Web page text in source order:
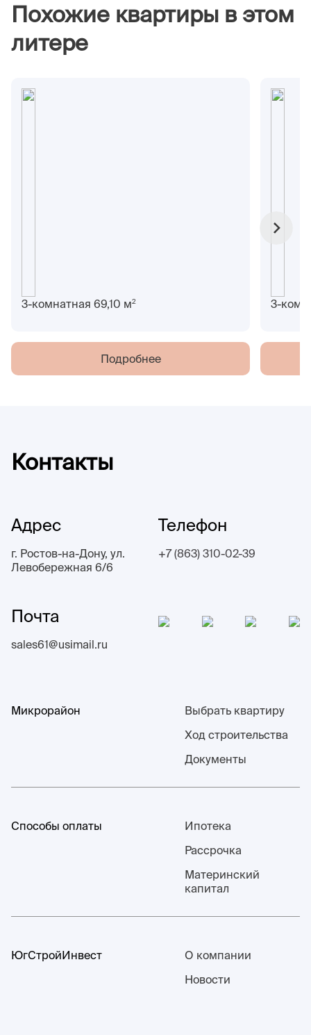
Похожие квартиры в этом
литере
3-комнатная 69,10 м2
Подробнее
3-
Контакты
Адрес
г. Ростов-на-Дону, ул.
Левобережная 6/6
Телефон
+7 (863) 310-02-39
Почта
sales61@usimail.ru
Микрорайон
Выбрать квартиру
Ход строительства
Документы
Способы оплаты
Ипотека
Рассрочка
Материнский
капитал
ЮгСтройИнвест
О компании
Новости